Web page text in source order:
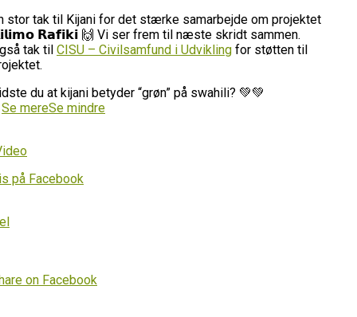
stor tak til Kijani for det stærke samarbejde om projektet
𝗥𝗮𝗳𝗶𝗸𝗶 🙌 Vi ser frem til næste skridt sammen.
tak til CISU – Civilsamfund i Udvikling for støtten til
du at kijani betyder “grøn” på swahili? 💚💚
Se mereSe mindre
på Facebook
on Facebook